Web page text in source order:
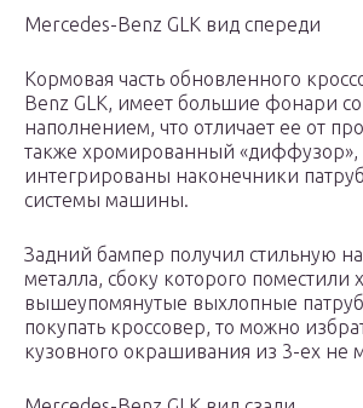
Mercedes-Benz GLK вид спереди
Кормовая часть обновленного
Benz GLK, имеет большие фонари
наполнением, что отличает ее от
также хромированный «диффузор»,
интегрированы наконечники
системы машины.
Задний бампер получил стильную
металла, сбоку которого
вышеупомянутые выхлопные
покупать кроссовер, то можно
кузовного окрашивания из 3-ех не